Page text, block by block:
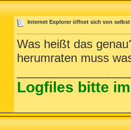
Internet Explorer öffnet sich von selbst
Was heißt das
herumraten muss
Logfiles bitte